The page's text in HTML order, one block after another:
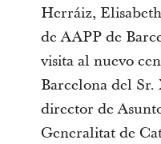
Herráiz,
de AAPP de
visita al nuevo
Barcelona del
director de
Generalitat de